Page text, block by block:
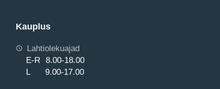
Kauplus
Lahtiolekuajad
E-R 8.00-18.00
L 9.00-17.00